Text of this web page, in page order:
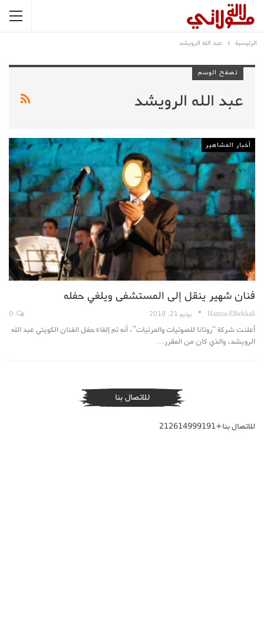
الرئيسية عبد الله الرويشد
تصفح الوسم
عبد الله الرويشد
أخبار المشاهير
فنان شهير ينقل إلى المستشفى ويلغي حفله
Hamza-Elbekkali يونيو 21, 2018
أعلنت شركة “روتانا للصوتيات والمرئيات”، أنه تم إلغاء حفل الفنان الكويتي عبد الله
الرويشد، والذي كان من المقرر…
للاتصال بنا
للاتصال بنا+212614999191